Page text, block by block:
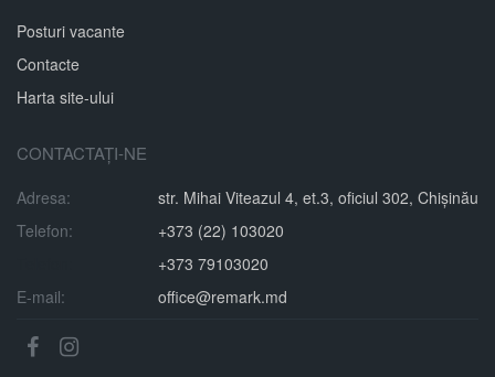
Posturi vacante
Contacte
Harta site-ului
CONTACTAȚI-NE
Adresa:
str. Mihai Viteazul 4, et.3, oficiul 302, Chișinău
Telefon:
+373 (22) 103020
+373 79103020
E-mail:
office@remark.md